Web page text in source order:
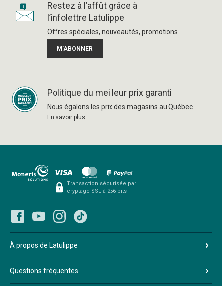
Restez à l’affût grâce à
l’infolettre Latulippe
Offres spéciales, nouveautés, promotions
M’ABONNER
Politique du meilleur prix garanti
Nous égalons les prix des magasins au Québec
En savoir plus
Transaction sécurisée par
cryptage SSL à 256 bits
À propos de Latulippe
Questions fréquentes